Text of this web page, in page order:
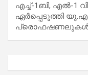
എച്ച്-1ബി, എൽ-1
ഏർപ്പെടുത്തി